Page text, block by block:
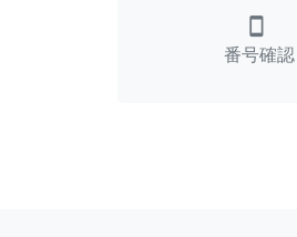
smartphone
番号確認